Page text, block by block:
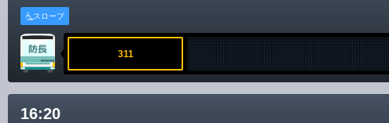
スロープ
311
16:20